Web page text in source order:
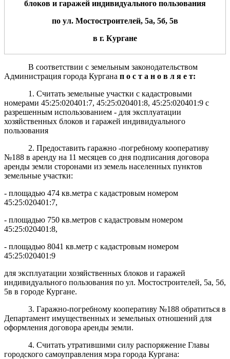
блоков и гаражей индивидуального пользования
по ул. Мостостроителей, 5а, 5б, 5в
в г. Кургане
В соответствии с земельным законодательством
Администрация города Кургана п о с т а н о в л я е т:
1. Считать земельные участки с кадастровыми
номерами 45:25:020401:7, 45:25:020401:8, 45:25:020401:9 с
разрешенным использованием - для эксплуатации
хозяйственных блоков и гаражей индивидуального
пользования
2. Предоставить гаражно -погребному кооперативу
№188 в аренду на 11 месяцев со дня подписания договора
аренды земли сторонами из земель населенных пунктов
земельные участки:
- площадью 474 кв.метра с кадастровым номером
45:25:020401:7,
- площадью 750 кв.метров с кадастровым номером
45:25:020401:8,
- площадью 8041 кв.метр с кадастровым номером
45:25:020401:9
для эксплуатации хозяйственных блоков и гаражей
индивидуального пользования по ул. Мостостроителей, 5а, 5б,
5в в городе Кургане.
3. Гаражно-погребному кооперативу №188 обратиться в
Департамент имущественных и земельных отношений для
оформления договора аренды земли.
4. Считать утратившими силу распоряжение Главы
городского самоуправления мэра города Кургана: